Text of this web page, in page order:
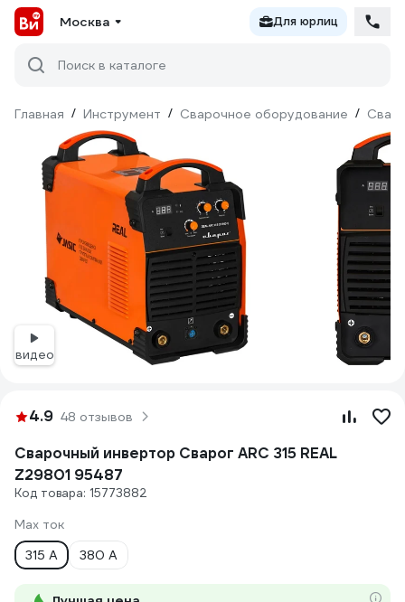
Москва Для юрлиц
Поиск в каталоге
Главная / Инструмент / Сварочное оборудование /
видео
4.9 48 отзывов
Сварочный инвертор Сварог ARC 315 REAL
Z29801 95487
Код товара: 15773882
Max ток
315 А
380 А